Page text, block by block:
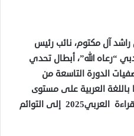
آل مكتوم، نائب رئيس
“رعاه الله”، أبطال تحدي
في ختام تصفيات الدورة التاسعة من
باللغة العربية على مستوى
العالم، اذذهب لقب بطل تحدي القراءة العربي2025 إلى التوائم